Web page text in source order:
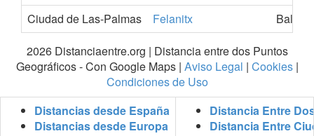
Ciudad de Las-Palmas
Felanitx
2026 Distanciaentre.org | Distancia entre dos Puntos
Geográficos - Con Google Maps | Aviso Legal | Cookies|
Condiciones de Uso
Distancias desde España
Distancias desde Europa
Distancia Entre
Distancia Entre